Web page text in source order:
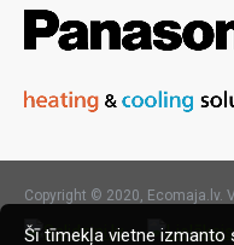
Copyright © 2020, Ecomaja.lv.
Šī tīmekļa vietne izmanto